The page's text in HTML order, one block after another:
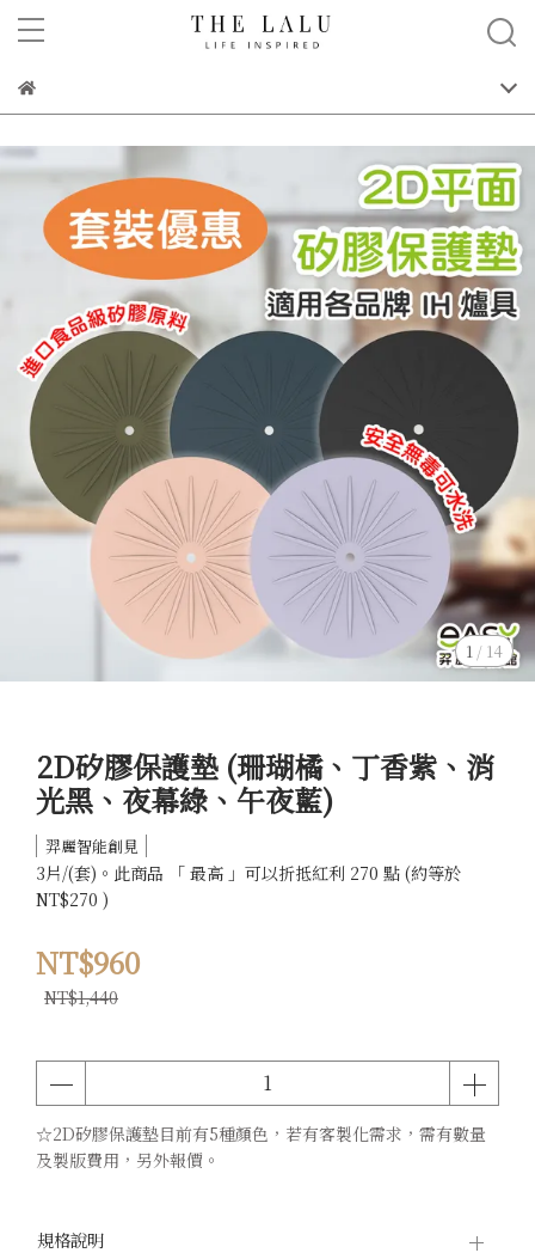
1 / 14
2D矽膠保護墊 (珊瑚橘、丁香紫、消
光黑、夜幕綠、午夜藍)
羿麗智能創見
3片/(套)。此商品 「 最高 」可以折抵紅利 270 點 (約等於
NT$270 )
NT$960
NT$1,440
☆2D矽膠保護墊目前有5種顏色，若有客製化需求，需有數量
及製版費用，另外報價。
規格說明